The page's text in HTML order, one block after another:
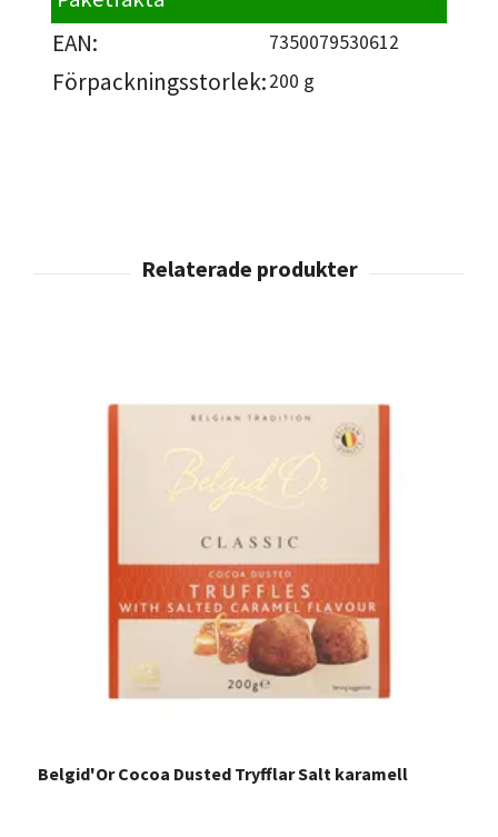
EAN: 7350079530612
Förpackningsstorlek:200 g
Belgid'Or Cocoa Dusted Tryfflar Salt karamell